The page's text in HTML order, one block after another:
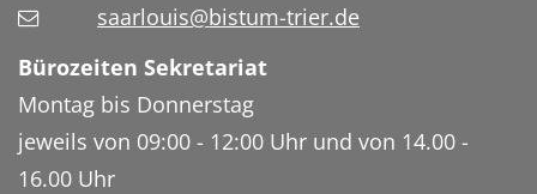
saarlouis@bistum-trier.de
Bürozeiten Sekretariat
Montag bis Donnerstag
jeweils von 09:00 - 12:00 Uhr und von 14.00 -
16.00 Uhr